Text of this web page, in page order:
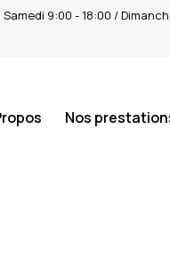
9:00 - 18:00 /
Nos